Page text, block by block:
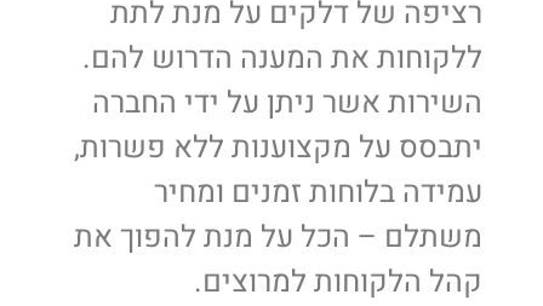
רציפה של דלקים על מנת לתת
ללקוחות את המענה הדרוש להם.
השירות אשר ניתן על ידי החברה
יתבסס על מקצוענות ללא פשרות,
עמידה בלוחות זמנים ומחיר
משתלם – הכל על מנת להפוך את
קהל הלקוחות למרוצים.